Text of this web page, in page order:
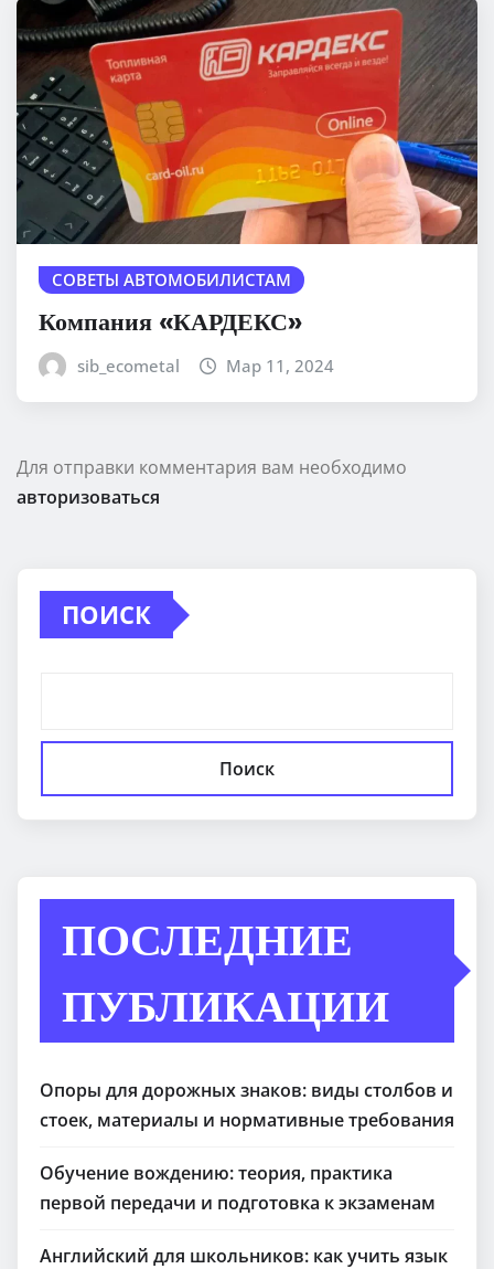
СОВЕТЫ АВТОМОБИЛИСТАМ
Компания «КАРДЕКС»
sib_ecometal Мар 11, 2024
Для отправки комментария вам необходимо
авторизоваться
ПОИСК
Поиск
ПОСЛЕДНИЕ
ПУБЛИКАЦИИ
Опоры для дорожных знаков: виды столбов и
стоек, материалы и нормативные требования
Обучение вождению: теория, практика
первой передачи и подготовка к экзаменам
Английский для школьников: как учить язык